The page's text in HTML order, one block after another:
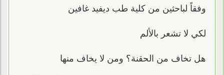
وفقاً لباحثين من كلية طب ديفيد غافين
لكي لا تشعر بالألم
هل تخاف من الحقنة؟ ومن لا يخاف منها